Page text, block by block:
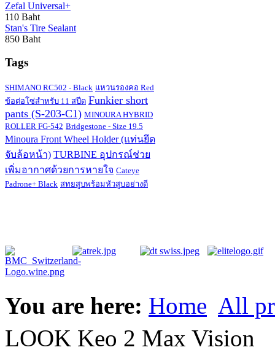
Zefal Universal+
110 Baht
Stan's Tire Sealant
850 Baht
Tags
SHIMANO RC502 - Black แหวนรองคอ Red
ข้อต่อโซ่สำหรับ 11 สปีด Funkier short
pants (S-203-C1) MINOURA HYBRID
ROLLER FG-542 Bridgestone - Size 19.5
Minoura Front Wheel Holder (แท่นยึด
จับล้อหน้า) TURBINE อุปกรณ์ช่วย
เพิ่มอากาศด้วยการหายใจ Cateye
Padrone+ Black สทยสูบพร้อมหัวสูบอย่างดี
You are here: Home All
LOOK Keo 2 Max Vision